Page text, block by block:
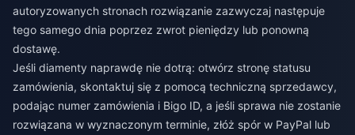
autoryzowanych stronach rozwiązanie zazwyczaj następuje
tego samego dnia poprzez zwrot pieniędzy lub ponowną
dostawę.
Jeśli diamenty naprawdę nie dotrą: otwórz stronę statusu
zamówienia, skontaktuj się z pomocą techniczną sprzedawcy,
podając numer zamówienia i Bigo ID, a jeśli sprawa nie zostanie
rozwiązana w wyznaczonym terminie, złóż spór w PayPal lub